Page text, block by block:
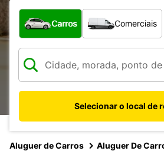
Que tipo de veículo pretende?
Carros Comerciais
Selecionar o local de
Aluguer de Carros Aluguer De